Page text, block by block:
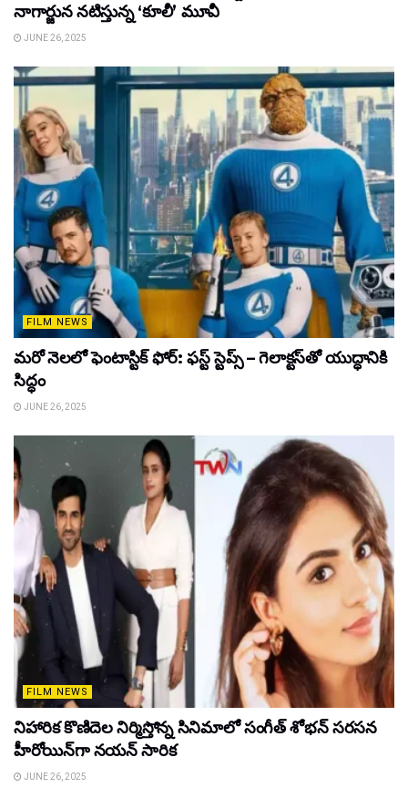
నాగార్జున నటిస్తున్న ‘కూలీ’ మూవీ
JUNE 26, 2025
FILM NEWS
మరో నెలలో ఫెంటాస్టిక్ ఫోర్: ఫస్ట్ స్టెప్స్ – గెలాక్టస్‌తో యుద్ధానికి
సిద్ధం
JUNE 26, 2025
FILM NEWS
నిహారిక కొణిదెల నిర్మిస్తోన్న సినిమాలో సంగీత్ శోభన్ సరసన
హీరోయిన్‌గా నయన్ సారిక
JUNE 26, 2025